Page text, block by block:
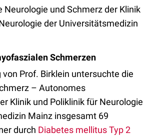
Neurologie und Schmerz der Klinik
der Universitätsmedizin
Schmerzen
Prof. Birklein untersuchte die
– Autonomes
Klinik und Poliklinik für Neurologie
Mainz insgesamt 69
durch Diabetes mellitus Typ 2